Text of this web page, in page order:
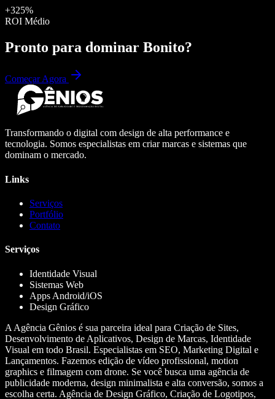
+325%
ROI Médio
Pronto para dominar Bonito?
Começar Agora
Transformando o digital com design de alta performance e
tecnologia. Somos especialistas em criar marcas e sistemas que
dominam o mercado.
Links
Serviços
Portfólio
Contato
Serviços
Identidade Visual
Sistemas Web
Apps Android/iOS
Design Gráfico
A Agência Gênios é sua parceira ideal para Criação de Sites,
Desenvolvimento de Aplicativos, Design de Marcas, Identidade
Visual em todo Brasil. Especialistas em SEO, Marketing Digital e
Lançamentos. Fazemos edição de vídeo profissional, motion
graphics e filmagem com drone. Se você busca uma agência de
publicidade moderna, design minimalista e alta conversão, somos a
escolha certa. Agência de Design Gráfico, Criação de Logotipos,